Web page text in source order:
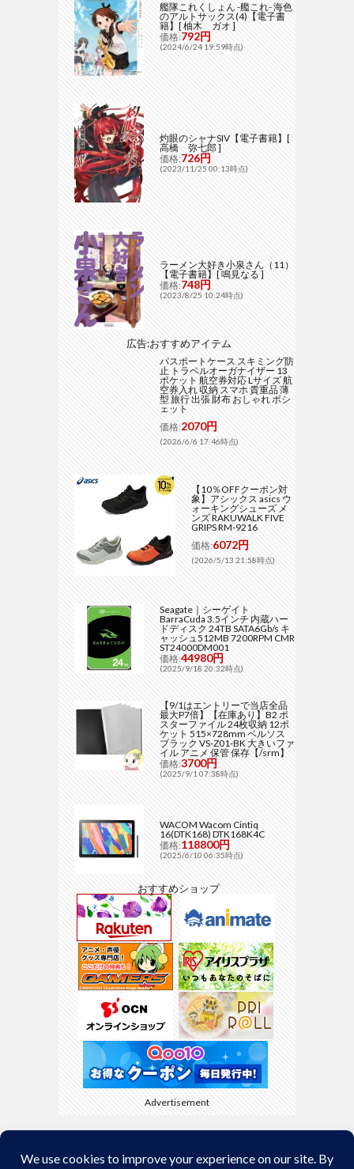
艦隊これくしょん -艦これ- 海色
のアルトサックス(4)【電子書
籍】[ 柚木 ガオ ]
価格:792円
(2024/6/24 19:59時点)
灼眼のシャナSIV【電子書籍】[
高橋 弥七郎 ]
価格:726円
(2023/11/25 00:13時点)
ラーメン大好き小泉さん（11）
【電子書籍】[ 鳴見なる ]
価格:748円
(2023/8/25 10:24時点)
広告:おすすめアイテム
パスポートケース スキミング防
止 トラベルオーガナイザー 13
ポケット 航空券対応 Lサイズ 航
空券入れ 収納 スマホ 貴重品 薄
型 旅行 出張 財布 おしゃれ ポシ
ェット
価格:2070円
(2026/6/6 17:46時点)
【10％OFFクーポン対
象】アシックス asics ウ
ォーキングシューズ メ
ンズ RAKUWALK FIVE
GRIPS RM-9216
価格:6072円
(2026/5/13 21:58時点)
Seagate｜シーゲイト
BarraCuda 3.5インチ 内蔵ハー
ドディスク 24TB SATA6Gb/s キ
ャッシュ512MB 7200RPM CMR
ST24000DM001
価格:44980円
(2025/9/18 20:32時点)
【9/1はエントリーで当店全品
最大P7倍】【在庫あり】B2 ポ
スターファイル 24枚収納 12ポ
ケット 515×728mm ベルソス
ブラック VS-Z01-BK 大きいファ
イル アニメ 保管 保存【/srm】
価格:3700円
(2025/9/1 07:38時点)
WACOM Wacom Cintiq
16(DTK168) DTK168K4C
価格:118800円
(2025/6/10 06:35時点)
おすすめショップ
Advertisement